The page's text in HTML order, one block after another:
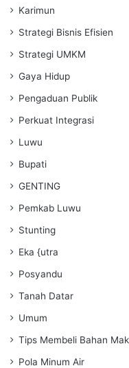
Karimun
Strategi Bisnis Efisien
Strategi UMKM
Gaya Hidup
Pengaduan Publik
Perkuat Integrasi
Luwu
Bupati
GENTING
Pemkab Luwu
Stunting
Eka {utra
Posyandu
Tanah Datar
Umum
Tips Membeli Bahan
Pola Minum Air